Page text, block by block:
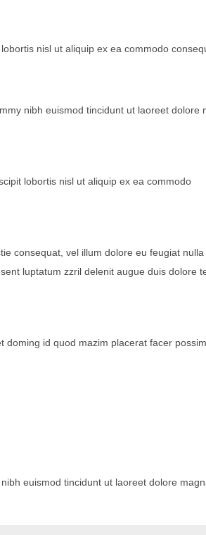
nisl ut aliquip ex ea commodo
nibh euismod tincidunt ut laoreet dolore
lobortis nisl ut aliquip ex ea commodo
consequat, vel illum dolore eu feugiat nulla
luptatum zzril delenit augue duis dolore
doming id quod mazim placerat facer possim
euismod tincidunt ut laoreet dolore